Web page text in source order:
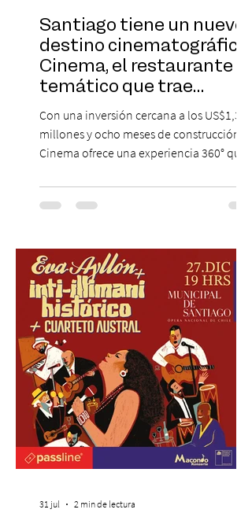
Santiago tiene un nuevo
destino cinematográfico:
Cinema, el restaurante
temático que trae
Hollywood a Chile
Con una inversión cercana a los US$1,3
millones y ocho meses de construcción,
Cinema ofrece una experiencia 360° que
cinematográfica y actores en vivo,
recreando algunos de los universos más
una nueva atracción a su oferta
gastronómica y turística con la apertura de
Cinema, un restaurante temático
inspirado en el concepto de un museo de
Hollywood, que promete transportar a sus
visitantes a distintos
31 jul 2 min de lectura